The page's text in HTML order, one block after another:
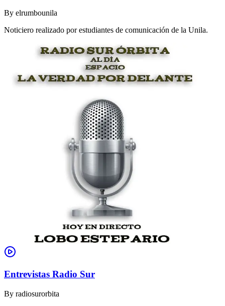
By elrumbounila
Noticiero realizado por estudiantes de comunicación de la Unila.
Entrevistas Radio Sur
By radiosurorbita